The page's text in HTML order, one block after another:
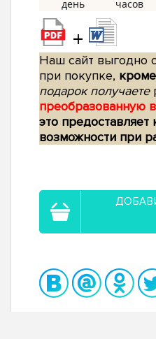
+
Наш сайт выгодно
при покупке,
подарок получаете
преобразованную
это предоставляет
возможности при